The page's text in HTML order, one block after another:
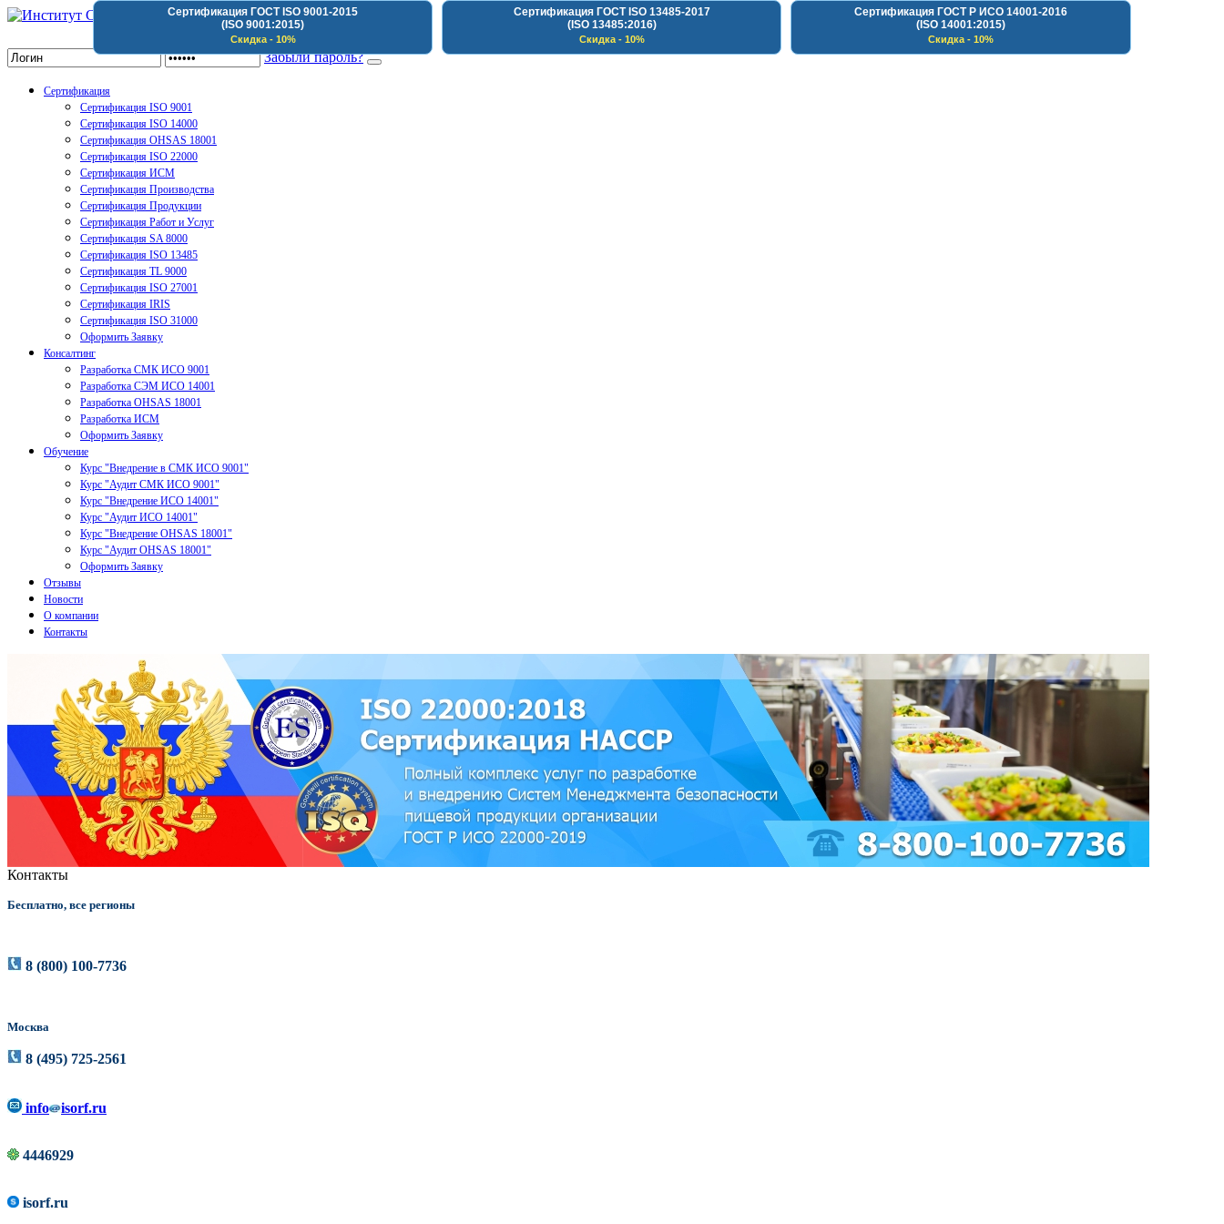
Сертификация ГОСТ ISO 9001-2015
(ISO 9001:2015)
Скидка - 10%
Сертификация ГОСТ ISO 13485-2017
(ISO 13485:2016)
Скидка - 10%
Сертификация ГОСТ Р ИСО 14001-2016
(ISO 14001:2015)
Скидка - 10%
Институт Сертификации Организаций
Забыли пароль?
Сертификация
Сертификация ISO 9001
Сертификация ISO 14000
Сертификация OHSAS 18001
Сертификация ISO 22000
Сертификация ИСМ
Сертификация Производства
Сертификация Продукции
Сертификация Работ и Услуг
Сертификация SA 8000
Сертификация ISO 13485
Сертификация TL 9000
Сертификация ISO 27001
Сертификация IRIS
Сертификация ISO 31000
Оформить Заявку
Консалтинг
Разработка СМК ИСО 9001
Разработка СЭМ ИСО 14001
Разработка OHSAS 18001
Разработка ИСМ
Оформить Заявку
Обучение
Курс "Внедрение в СМК ИСО 9001"
Курс "Аудит СМК ИСО 9001"
Курс "Внедрение ИСО 14001"
Курс "Аудит ИСО 14001"
Курс "Внедрение OHSAS 18001"
Курс "Аудит OHSAS 18001"
Оформить Заявку
Отзывы
Новости
О компании
Контакты
Контакты
Бесплатно, все регионы
8 (800) 100-7736
Москва
8 (495) 725-2561
info isorf.ru
4446929
isorf.ru